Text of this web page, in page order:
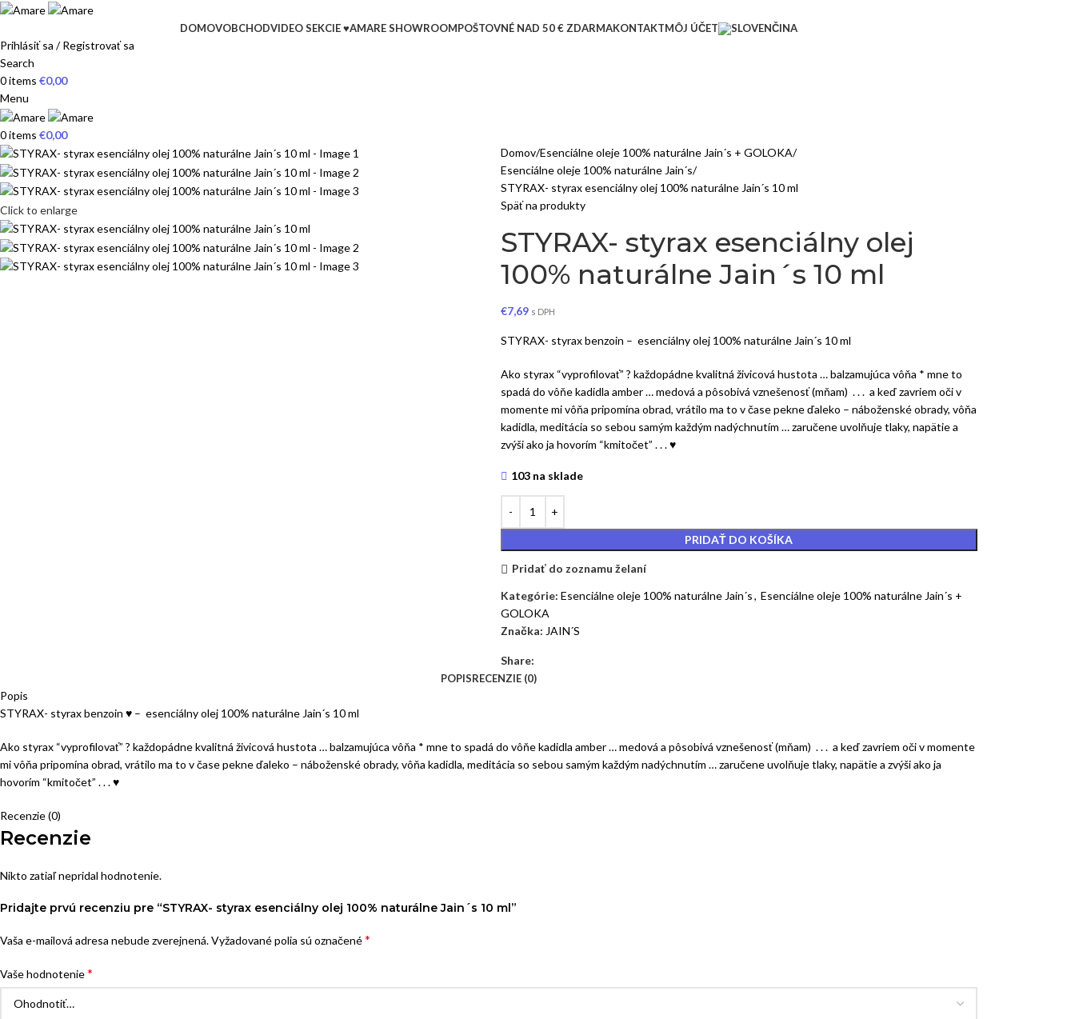
DOMOVOBCHODVIDEO SEKCIE ♥AMARE SHOWROOMPOŠTOVNÉ NAD 50 € ZDARMAKONTAKTMÔJ ÚČET
Prihlásiť sa / Registrovať sa
Search
0items €0,00
Menu
0items €0,00
Click to enlarge
Domov Esenciálne oleje 100% naturálne Jain´s + GOLOKA
Esenciálne oleje 100% naturálne Jain´s
STYRAX- styrax esenciálny olej 100% naturálne Jain´s 10 ml
Späť na produkty
STYRAX- styrax esenciálny olej
100% naturálne Jain´s 10 ml
€7,69 s DPH
STYRAX- styrax benzoin – esenciálny olej 100% naturálne Jain´s 10 ml
Ako styrax “vyprofilovať” ? každopádne kvalitná živicová hustota … balzamujúca vôňa * mne to
spadá do vôňe kadidla amber … medová a pôsobivá vznešenosť (mňam) . . . a keď zavriem oči v
momente mi vôňa pripomína obrad, vrátilo ma to v čase pekne ďaleko – náboženské obrady, vôňa
kadidla, meditácia so sebou samým každým nadýchnutím … zaručene uvolňuje tlaky, napätie a
zvýši ako ja hovorím “kmitočet” . . . ♥
103 na sklade
PRIDAŤ DO KOŠÍKA
Pridať do zoznamu želaní
Kategórie: Esenciálne oleje 100% naturálne Jain´s, Esenciálne oleje 100% naturálne Jain´s +
GOLOKA
Značka: JAIN´S
Share:
POPISRECENZIE (0)
Popis
STYRAX- styrax benzoin ♥ – esenciálny olej 100% naturálne Jain´s 10 ml
Ako styrax “vyprofilovať” ? každopádne kvalitná živicová hustota … balzamujúca vôňa * mne to spadá do vôňe kadidla amber … medová a pôsobivá vznešenosť (mňam) . . . a keď zavriem oči v momente
mi vôňa pripomína obrad, vrátilo ma to v čase pekne ďaleko – náboženské obrady, vôňa kadidla, meditácia so sebou samým každým nadýchnutím … zaručene uvolňuje tlaky, napätie a zvýši ako ja
hovorím “kmitočet” . . . ♥
Recenzie (0)
Recenzie
Nikto zatiaľ nepridal hodnotenie.
Pridajte prvú recenziu pre “STYRAX- styrax esenciálny olej 100% naturálne Jain´s 10 ml”
Vaša e-mailová adresa nebude zverejnená.Vyžadované polia sú označené*
Vaše hodnotenie*